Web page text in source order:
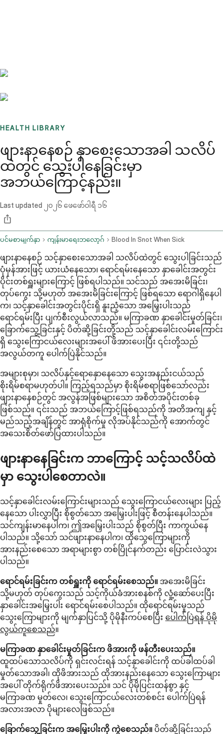
HEALTH LIBRARY
ဖျားနာနေစဉ် နှာစေးသောအခါ သလိပ်
ထဲတွင် သွေးပါနေခြင်းမှာ
အဘယ်ကြောင့်နည်း။
Last updated ၂၀၂၆ ဖေဖော်ဝါရီ ၁၆
ပင်မစာမျက်နှာ ကျန်းမာရေးဘလော့ဂ် Blood In Snot When Sick
ဖျားနာနေစဉ် သင့်နှာစေးသောအခါ သလိပ်ထဲတွင် သွေးပါခြင်းသည်
ပုံမှန်အားဖြင့် ယားယံနေသော၊ ရောင်ရမ်းနေသော နှာခေါင်းအတွင်း
ပိုင်းတစ်ရှူးများကြောင့် ဖြစ်ရပါသည်။ သင်သည် အအေးမိခြင်း၊
တုပ်ကွေး သို့မဟုတ် အအေးမိခြင်းကြောင့် ဖြစ်ရသော ရောဂါရှိနေပါ
က၊ သင့်နှာခေါင်းအတွင်းပိုင်းရှိ နူးညံ့သော အမြှေးပါးသည်
ရောင်ရမ်းပြီး ပျက်စီးလွယ်လာသည်။ မကြာခဏ နှာခေါင်းမှုတ်ခြင်း၊
ခြောက်သွေ့ခြင်းနှင့် ပိတ်ဆို့ခြင်းတို့သည် သင့်နှာခေါင်းလမ်းကြောင်း
ရှိ သွေးကြောငယ်လေးများအပေါ် ဖိအားပေးပြီး ၎င်းတို့သည်
အလွယ်တကူ ပေါက်ပြဲနိုင်သည်။
အများစုမှာ၊ သလိပ်နှင့်ရောနှောနေသော သွေးအနည်းငယ်သည်
စိုးရိမ်စရာမဟုတ်ပါ။ ကြည့်ရသည်မှာ စိုးရိမ်စရာဖြစ်သော်လည်း
ဖျားနာနေစဉ်တွင် အလွန်အဖြစ်များသော အစိတ်အပိုင်းတစ်ခု
ဖြစ်သည်။ ၎င်းသည် အဘယ်ကြောင့်ဖြစ်ရသည်ကို အတိအကျ နှင့်
မည်သည့်အချိန်တွင် အာရုံစိုက်မှု လိုအပ်နိုင်သည်ကို အောက်တွင်
အသေးစိတ်ဖော်ပြထားပါသည်။
ဖျားနာနေခြင်းက ဘာကြောင့် သင့်သလိပ်ထဲ
မှာ သွေးပါစေတာလဲ။
သင့်နှာခေါင်းလမ်းကြောင်းများသည် သွေးကြောငယ်လေးများ ပြည့်
နေသော ပါးလွှာပြီး စိုစွတ်သော အမြှေးပါးဖြင့် စီတန်းနေပါသည်။
သင်ကျန်းမာနေပါက၊ ဤအမြှေးပါးသည် စိုစွတ်ပြီး ကာကွယ်နေ
ပါသည်။ သို့သော် သင်ဖျားနာနေပါက၊ ထိုသွေကြောများကို
အားနည်းစေသော အရာများစွာ တစ်ပြိုင်နက်တည်း ပြောင်းလဲသွား
ပါသည်။
ရောင်ရမ်းခြင်းက တစ်ရှူးကို ရောင်ရမ်းစေသည်။ အအေးမိခြင်း
သို့မဟုတ် တုပ်ကွေးသည် သင့်ကိုယ်ခံအားစနစ်ကို လှုံ့ဆော်ပေးပြီး
နှာခေါင်းအမြှေးပါး ရောင်ရမ်းစေပါသည်။ ထိုရောင်ရမ်းမှုသည်
သွေးကြောများကို မျက်နှာပြင်သို့ ပိုမိုနီးကပ်စေပြီး ပေါက်ပြဲရန် ပိုမို
လွယ်ကူစေသည်။
မကြာခဏ နှာခေါင်းမှုတ်ခြင်းက ဖိအားကို ဖန်တီးပေးသည်။
ထူထပ်သောသလိပ်ကို ရှင်းလင်းရန် သင့်နှာခေါင်းကို ထပ်ခါထပ်ခါ
မှုတ်သောအခါ၊ ထိုဖိအားသည် ထိုအားနည်းနေသော သွေးကြောများ
အပေါ် တိုက်ရိုက်ဖိအားပေးသည်။ သင် ပိုမိုပြင်းထန်စွာ နှင့်
မကြာခဏ မှုတ်လေ၊ သွေးကြောငယ်လေးတစ်စင်း ပေါက်ပြဲရန်
အလားအလာ ပိုများလေဖြစ်သည်။
ခြောက်သွေ့ခြင်းက အမြှေးပါးကို ကွဲစေသည်။ ပိတ်ဆို့ခြင်းသည်